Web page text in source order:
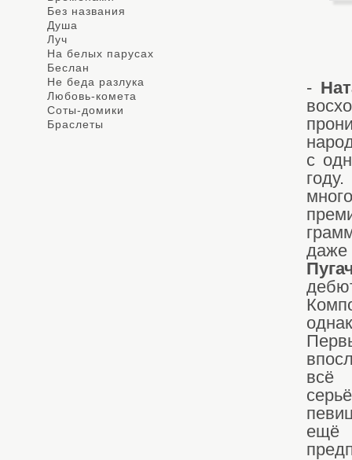
-
с
всё
Без названия
Душа
Луч
На белых парусах
Беслан
Не беда разлука
Любовь-комета
Соты-домики
Браслеты